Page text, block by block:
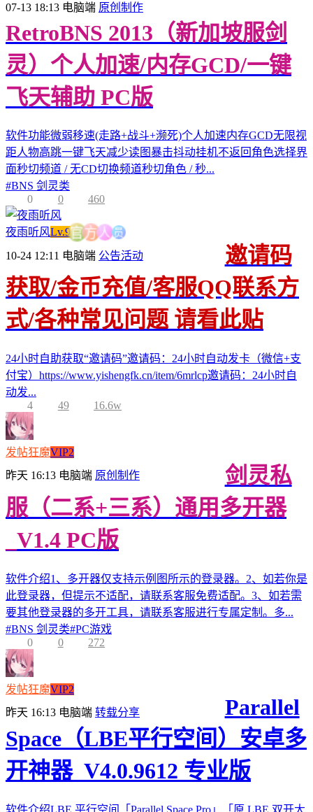
07-13 18:13 电脑端 原创制作
RetroBNS 2013（新加坡服剑
灵）个人加速/内存GCD/一键
飞天辅助 PC版
软件功能微弱移速(走路+战斗+濒死)个人加速内存GCD无限视
距人物高跳一键飞天减少读图暴击抖动挂机不返回角色选择界
面秒切频道 / 无CD切换频道秒切角色 / 秒...
#BNS 剑灵类
0
0 460
夜雨听风Lv.9官 方 人员
10-24 12:11 电脑端 公告活动
邀请码
获取/金币充值/客服QQ联系方
式/各种常见问题 请看此贴
24小时自助获取“邀请码”邀请码：24小时自动发卡（微信+支
付宝）https://www.yishengfk.cn/item/6mrlcp邀请码：24小时自
动发...
4
49 16.6w
发帖狂魔VIP2
昨天 16:13 电脑端 原创制作
剑灵私
服（二系+三系）通用多开器
_V1.4 PC版
软件介绍1、多开器仅支持示例图所示的登录器。2、如若你是
此登录器，但提示不适配，请联系客服免费适配。3、如若需
要其他登录器的多开工具，请联系客服进行专属定制。多...
#BNS 剑灵类#PC游戏
0
0 272
发帖狂魔VIP2
昨天 16:13 电脑端 转载分享
Parallel
Space（LBE平行空间）安卓多
开神器_V4.0.9612 专业版
软件介绍LBE 平行空间「Parallel Space Pro」「原 LBE 双开大